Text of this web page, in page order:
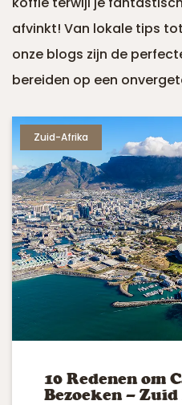
afvinkt! Van lokale tips
onze blogs zijn de
bereiden op een
Zuid-Afrika
10 Redenen om
Bezoeken –